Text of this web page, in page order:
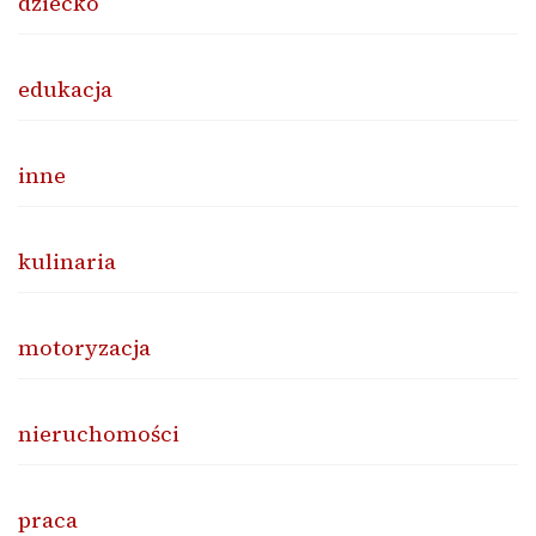
edukacja
inne
kulinaria
motoryzacja
nieruchomości
praca